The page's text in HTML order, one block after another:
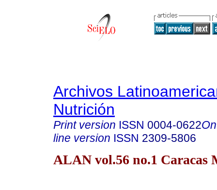
Archivos
Nutrición
Print version ISSN 0004-0622
line version ISSN 2309-5806
ALAN vol.56 no.1 Caracas